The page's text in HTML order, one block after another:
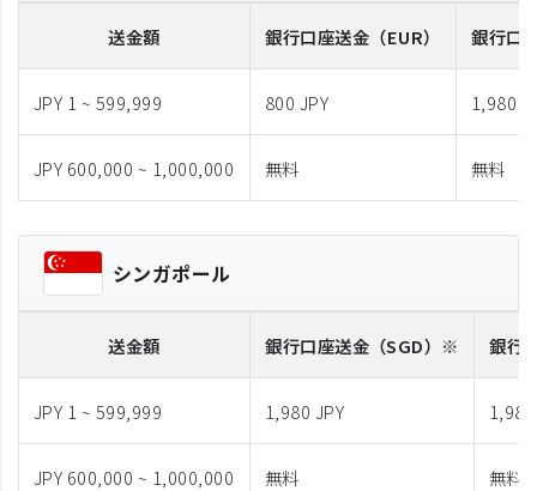
送金額 銀行口座送金 （EUR） 銀行口
JPY 1 ~ 599,999 800 JPY 1,980
JPY 600,000 ~ 1,000,000 無料 無料
シンガポール
送金額 銀行口座送金 （SGD）※ 銀行
JPY 1 ~ 599,999 1,980 JPY
JPY 600,000 ~ 1,000,000 無料 無料